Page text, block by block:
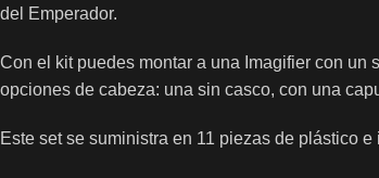
del Emperador.
Con el kit puedes montar a una Imagifier con
opciones de cabeza: una sin casco, con una
Este set se suministra en 11 piezas de plástico